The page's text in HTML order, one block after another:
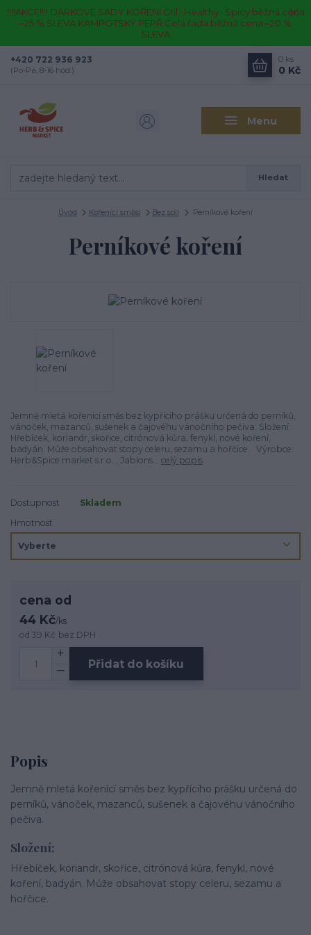
!!!!AKCE!!!! DÁRKOVÉ SADY KOŘENÍ Gril · Healthy · Spicy běžná cena
–25 % SLEVA KAMPOTSKÝ PEPŘ Celá řada běžná cena –20 %
SLEVA
Menu
Hledat
+420 722 936 923
(Po-Pá, 8-16 hod.)
0 ks
0 Kč
Úvod Kořenící směsi Bez soli Perníkové koření
Perníkové koření
Jemně mletá kořenící směs bez kypřícího prášku určená do perníků,
vánoček, mazanců, sušenek a čajovéhu vánočního pečiva. Složení:
Hřebíček, koriandr, skořice, citrónová kůra, fenykl, nové koření,
badyán. Může obsahovat stopy celeru, sezamu a hořčice. Výrobce:
Herb&Spice market s.r.o. , Jablons... celý popis
Dostupnost
Skladem
Hmotnost
cena od
44 Kč/ks
od39 Kč bez DPH
Přidat do košíku
Popis
Jemně mletá kořenící směs bez kypřícího prášku určená do
perníků, vánoček, mazanců, sušenek a čajovéhu vánočního
pečiva.
Složení:
Hřebíček, koriandr, skořice, citrónová kůra, fenykl, nové
koření, badyán. Může obsahovat stopy celeru, sezamu a
hořčice.